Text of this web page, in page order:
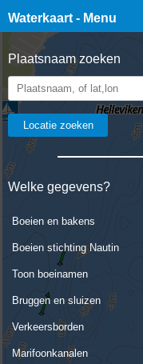
Waterkaart - Menu
Plaatsnaam zoeken
Welke gegevens?
Boeien en bakens
Boeien stichting Nautin
Toon boeinamen
Bruggen en sluizen
Verkeersborden
Marifoonkanalen
☰ Waterkaart Live